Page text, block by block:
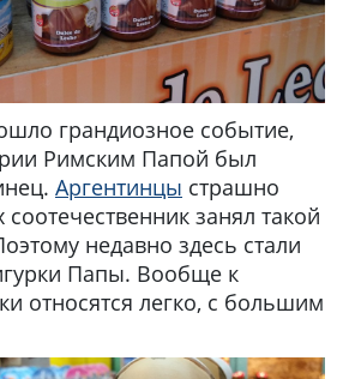
грандиозное событие,
Римским Папой был
Аргентинцы страшно
соотечественник занял такой
недавно здесь стали
Папы. Вообще к
относятся легко, с большим